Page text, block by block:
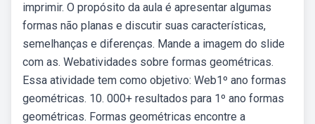
imprimir. O propósito da aula é apresentar algumas
formas não planas e discutir suas características,
semelhanças e diferenças. Mande a imagem do slide
com as. Webatividades sobre formas geométricas.
Essa atividade tem como objetivo: Web1º ano formas
geométricas. 10. 000+ resultados para 1º ano formas
geométricas. Formas geométricas encontre a